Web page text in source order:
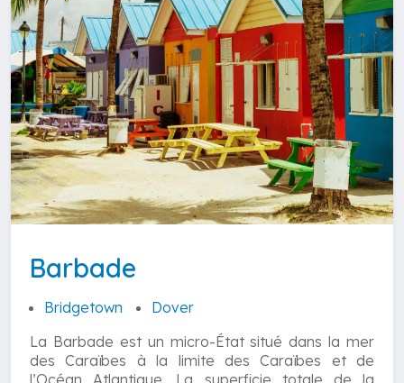
Barbade
Bridgetown
Dover
La Barbade est un micro-État situé dans la mer
des Caraïbes à la limite des Caraïbes et de
l’Océan Atlantique. La superficie totale de la